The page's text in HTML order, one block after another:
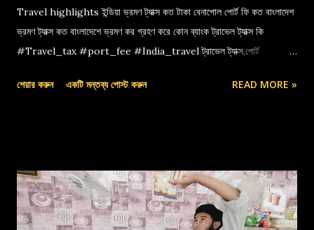
Travel highlights ইন্ডিয়া ভ্রমণ ট্যাক্স কত টাকা বেনাপোল পোর্ট ফি কত বাংলাদেশ
ভ্রমণ ট্যাক্স কত বাংলাদেশে ভ্রমণ কর গ্রহণ করে কোন ব্যাংক ট্রাভেল ট্যাক্স কি
#Travel_tax #port_fee #India_travel ট্রাভেল ট্যাক্স,পোর্ট
শেয়ার করুন একটি মন্তব্য পোস্ট করুন READ MORE »